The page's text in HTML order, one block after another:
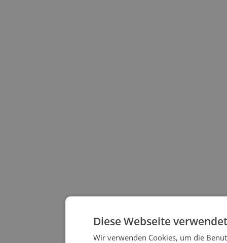
Diese Webseite
Wir verwenden Cookies, um die